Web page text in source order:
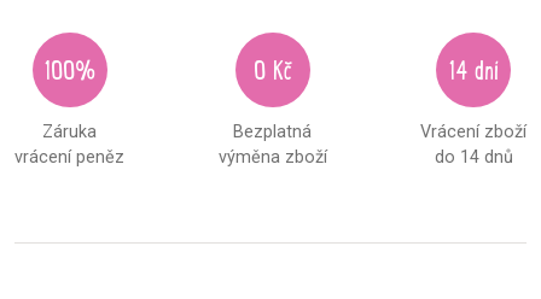
100%
Záruka
vrácení peněz
0 Kč
Bezplatná
výměna zboží
14 dní
Vrácení zboží
do 14 dnů